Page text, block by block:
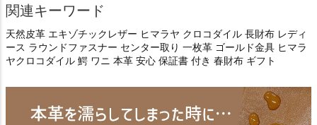
関連キーワード
天然皮革 エキゾチックレザー ヒマラヤ クロコダイル 長財布 レディ
ース ラウンドファスナー センター取り 一枚革 ゴールド金具 ヒマラ
ヤクロコダイル 鰐 ワニ 本革 安心 保証書 付き 春財布 ギフト